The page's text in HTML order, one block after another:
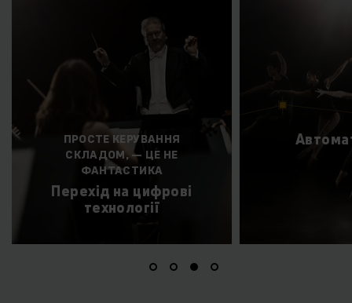
ПРОСТЕ КЕРУВАННЯ
СКЛАДОМ, — ЦЕ НЕ
ФАНТАСТИКА
Перехід на цифрові
технології